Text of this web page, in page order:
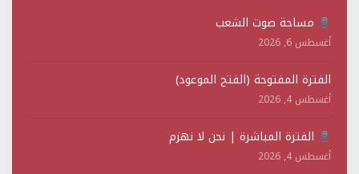
مساحة صوت الشعب
أغسطس 6, 2026
الفترة المفتوحة (الفتح الموعود)
أغسطس 4, 2026
الفترة المباشرة | نحن لا نهزم
أغسطس 4, 2026